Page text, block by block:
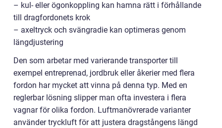
– kul- eller ögonkoppling kan hamna rätt i förhållande
till dragfordonets krok
– axeltryck och svängradie kan optimeras genom
längdjustering
Den som arbetar med varierande transporter till
exempel entreprenad, jordbruk eller åkerier med flera
fordon har mycket att vinna på denna typ. Med en
reglerbar lösning slipper man ofta investera i flera
vagnar för olika fordon. Luftmanövrerade varianter
använder tryckluft för att justera dragstångens längd